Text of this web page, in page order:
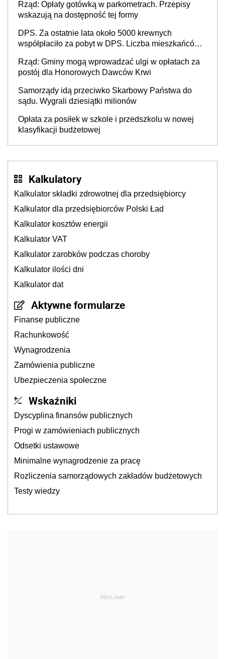
Rząd: Opłaty gotówką w parkometrach. Przepisy
wskazują na dostępność tej formy
DPS. Za ostatnie lata około 5000 krewnych
współpłaciło za pobyt w DPS. Liczba mieszkańców
Rząd: Gminy mogą wprowadzać ulgi w opłatach za
postój dla Honorowych Dawców Krwi
Samorządy idą przeciwko Skarbowy Państwa do
sądu. Wygrali dziesiątki milionów
Opłata za posiłek w szkole i przedszkolu w nowej
klasyfikacji budżetowej
Kalkulatory
Kalkulator składki zdrowotnej dla przedsiębiorcy
Kalkulator dla przedsiębiorców Polski Ład
Kalkulator kosztów energii
Kalkulator VAT
Kalkulator zarobków podczas choroby
Kalkulator ilości dni
Kalkulator dat
Aktywne formularze
Finanse publiczne
Rachunkowość
Wynagrodzenia
Zamówienia publiczne
Ubezpieczenia społeczne
Wskaźniki
Dyscyplina finansów publicznych
Progi w zamówieniach publicznych
Odsetki ustawowe
Minimalne wynagrodzenie za pracę
Rozliczenia samorządowych zakładów budżetowych
Testy wiedzy
REKLAMA